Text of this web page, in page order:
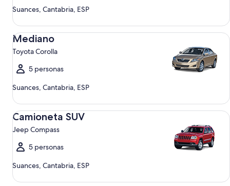
Suances, Cantabria, ESP
Mediano
Toyota Corolla
5 personas
Suances, Cantabria, ESP
Mediano Toyota Corolla
Camioneta SUV
Jeep Compass
5 personas
Suances, Cantabria, ESP
Camioneta SUV Jeep Compass